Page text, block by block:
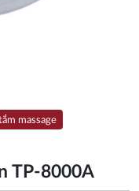
massage
TP-8000A